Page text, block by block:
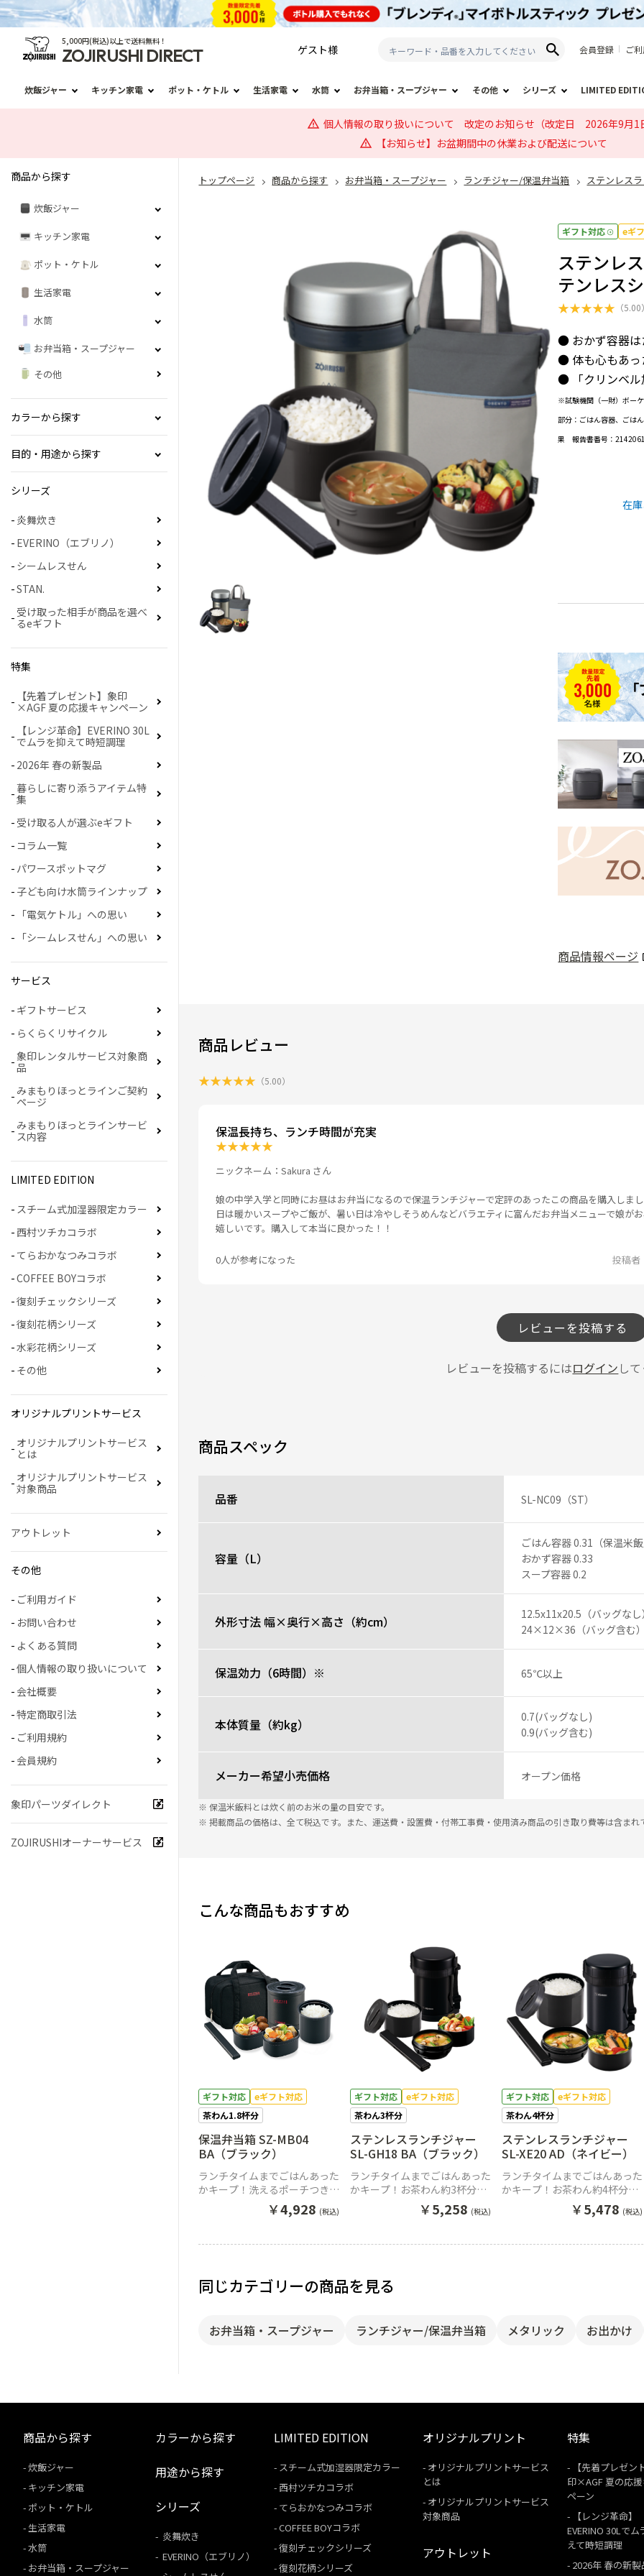
5,000円(税込)以上で送料無料！
ZOJIRUSHI DIRECT ゲスト様 会員登録 ご
炊飯ジャー キッチン家電 ポット・ケトル 生活家電 水筒 お弁当箱・スープジャー その他 シリーズ LIMITED
個人情報の取り扱いについて 改定のお知らせ（改定日 2026年9月1
【お知らせ】お盆期間中の休業および配送について
トップページ 商品から探す お弁当箱・スープジャー ランチジャー/保温弁当箱 ステンレスラ
ギフト対応 eギ
ステンレ
テンレス
★★★★★ （5.00）
● おかず容器は
● 体も心もあっ
● 「クリンベル
※試験機関（一財）ボー
部分：ごはん容器、ごは
果 報告書番号：
在
商品情報ページ
商品レビュー
★★★★★ （5.00）
保温長持ち、ランチ時間が充実
★★★★★
ニックネーム：Sakura さん
娘の中学入学と同時にお昼はお弁当になるので保温ランチジャーで定評のあったこの商品を購入しま
日は暖かいスープやご飯が、暑い日は冷やしそうめんなどバラエティに富んだお弁当メニューで娘
嬉しいです。購入して本当に良かった！！
0人が参考になった 投稿者
レビューを投稿する
レビューを投稿するにはログイン し
商品スペック
品番 SL-NC09（ST）
容量（L）
ごはん容器 0.31（保温米
おかず容器 0.33
スープ容器 0.2
外形寸法 幅×奥行×高さ（約cm）
12.5x11x20.5（バッグなし）
24×12×36（バッグ含む）
保温効力（6時間）※ 65℃以上
本体質量（約kg）
0.7(バッグなし)
0.9(バッグ含む)
メーカー希望小売価格 オープン価格
※ 保温米飯料とは炊く前のお米の量の目安です。
※ 掲載商品の価格は、全て税込です。また、運送費・設置費・付帯工事費・使用済み商品の引き取り費等は含まれ
こんな商品もおすすめ
ギフト対応
eギフト対応
茶わん1.8杯分
保温弁当箱 SZ-MB04
BA（ブラック）
ランチタイムまでごはんあった
かキープ！洗えるポーチつきの
￥4,928 (税込)
ギフト対応
eギフト対応
茶わん3杯分
ステンレスランチジャー
SL-GH18 BA（ブラック）
ランチタイムまでごはんあった
かキープ！お茶わん約3杯分で
大盛りサイズのステンレスラン
￥5,258 (税込)
ギフト対応
eギフト対応
茶わん4杯分
ステンレスランチジャー
SL-XE20 AD（ネイビー）
ランチタイムまでごはんあった
かキープ！お茶わん約4杯分で
特盛りサイズのステンレスラン
￥5,478 (税込)
同じカテゴリーの商品を見る
お弁当箱・スープジャー ランチジャー/保温弁当箱 メタリック お出かけ
商品から探す
炊飯ジャー
キッチン家電
ポット・ケトル
生活家電
水筒
お弁当箱・スープジャー
その他
カラーから探す
目的・用途から探す
シリーズ
炎舞炊き
EVERINO（エブリノ）
シームレスせん
STAN.
受け取った相手が商品を選べ
るeギフト
特集
【先着プレゼント】象印
×AGF 夏の応援キャンペーン
【レンジ革命】EVERINO 30L
でムラを抑えて時短調理
2026年 春の新製品
暮らしに寄り添うアイテム特
集
受け取る人が選ぶeギフト
コラム一覧
パワースポットマグ
子ども向け水筒ラインナップ
「電気ケトル」への思い
「シームレスせん」への思い
サービス
ギフトサービス
らくらくリサイクル
象印レンタルサービス対象商
品
みまもりほっとラインご契約
ページ
みまもりほっとラインサービ
ス内容
LIMITED EDITION
スチーム式加湿器限定カラー
西村ツチカコラボ
てらおかなつみコラボ
COFFEE BOYコラボ
復刻チェックシリーズ
復刻花柄シリーズ
水彩花柄シリーズ
その他
オリジナルプリントサービス
オリジナルプリントサービス
とは
オリジナルプリントサービス
対象商品
アウトレット
その他
ご利用ガイド
お問い合わせ
よくある質問
個人情報の取り扱いについて
会社概要
特定商取引法
ご利用規約
会員規約
象印パーツダイレクト
ZOJIRUSHIオーナーサービス
商品から探す
炊飯ジャー
キッチン家電
ポット・ケトル
生活家電
水筒
お弁当箱・スープジャー
カラーから探す
用途から探す
シリーズ
炎舞炊き
EVERINO（エブリノ）
LIMITED EDITION
スチーム式加湿器限定カラー
西村ツチカコラボ
てらおかなつみコラボ
COFFEE BOYコラボ
復刻チェックシリーズ
復刻花柄シリーズ
オリジナルプリント
オリジナルプリントサービス
とは
オリジナルプリントサービス
対象商品
アウトレット
特集
【先着プレゼン
印×AGF 夏の応
ペーン
【レンジ革命】
EVERINO 30Lでム
えて時短調理
2026年 春の新製